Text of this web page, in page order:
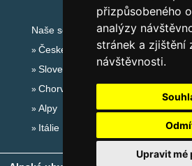
přizpůsobeného
analýzy
stránek a zjištění
návštěvnosti.
Upravit mé
Naše servery:
České hory
Slovenské hory
Chorvatsko
Alpy
Itálie